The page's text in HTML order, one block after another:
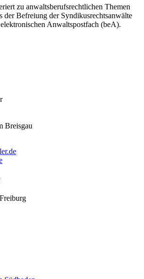
zu anwaltsberufsrechtlichen Themen
der Befreiung der Syndikusrechtsanwälte
Anwaltspostfach (beA).
Breisgau